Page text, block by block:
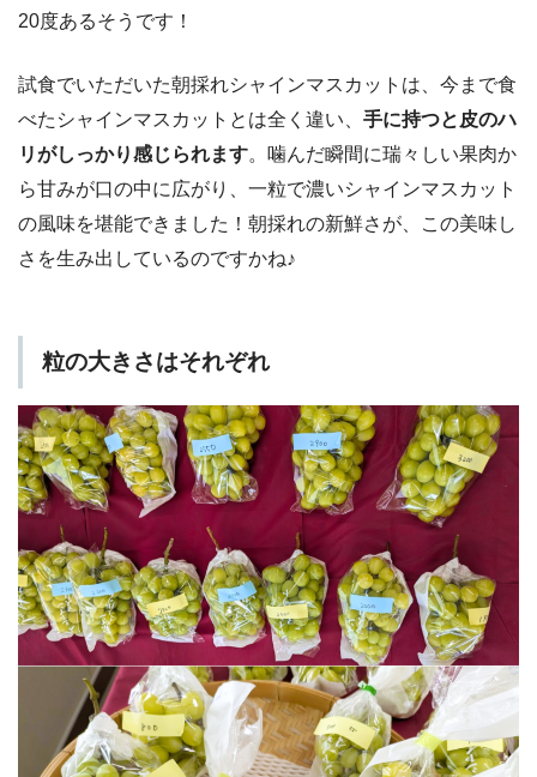
20度あるそうです！
試食でいただいた朝採れシャインマスカットは、今まで食
べたシャインマスカットとは全く違い、 手に持つと皮のハ
リがしっかり感じられます。噛んだ瞬間に瑞々しい果肉か
ら甘みが口の中に広がり、一粒で濃いシャインマスカット
の風味を堪能できました！朝採れの新鮮さが、この美味し
さを生み出しているのですかね♪
粒の大きさはそれぞれ